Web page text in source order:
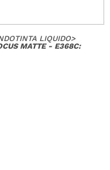
LIQUIDO>
MATTE - E368C: